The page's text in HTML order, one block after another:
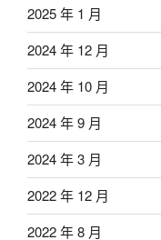
2025 年 1 月
2024 年 12 月
2024 年 10 月
2024 年 9 月
2024 年 3 月
2022 年 12 月
2022 年 8 月